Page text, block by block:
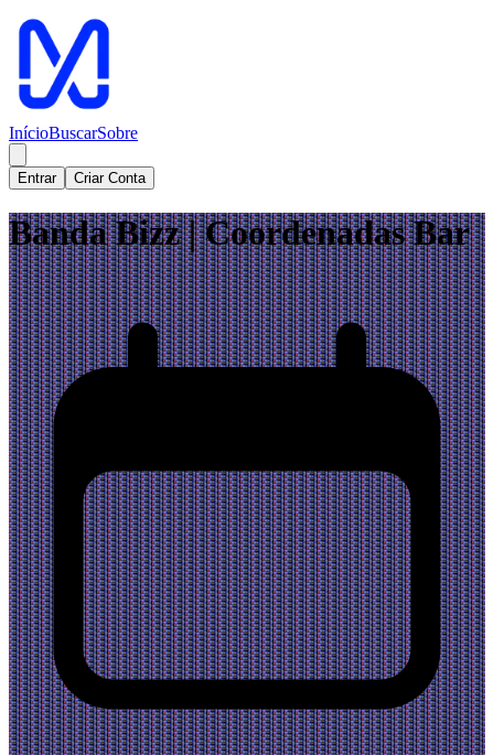
InícioBuscarSobre
Entrar Criar Conta
Banda Bizz | Coordenadas Bar